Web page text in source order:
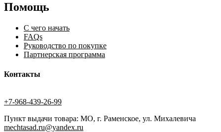
Помощь
С чего начать
FAQs
Руководство по покупке
Партнерская программа
Контакты
+7-968-439-26-99
Пункт выдачи товара: МО, г. Раменское, ул. Михалевича
mechtasad.ru@yandex.ru